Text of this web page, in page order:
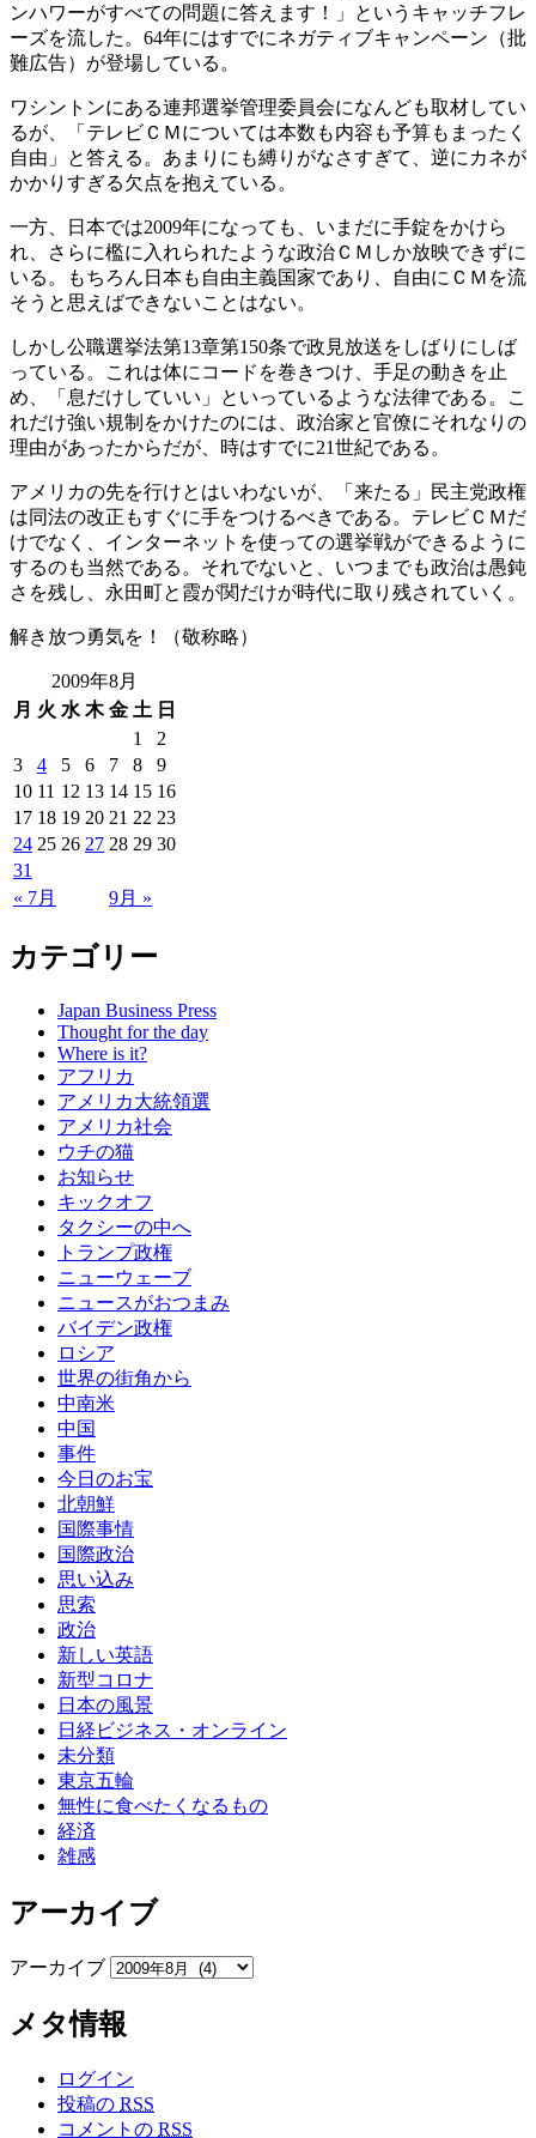
ンハワーがすべての問題に答えます！」というキャッチフレ
ーズを流した。64年にはすでにネガティブキャンペーン（批
難広告）が登場している。
ワシントンにある連邦選挙管理委員会になんども取材してい
るが、「テレビＣＭについては本数も内容も予算もまったく
自由」と答える。あまりにも縛りがなさすぎて、逆にカネが
かかりすぎる欠点を抱えている。
一方、日本では2009年になっても、いまだに手錠をかけら
れ、さらに檻に入れられたような政治ＣＭしか放映できずに
いる。もちろん日本も自由主義国家であり、自由にＣＭを流
そうと思えばできないことはない。
しかし公職選挙法第13章第150条で政見放送をしばりにしば
っている。これは体にコードを巻きつけ、手足の動きを止
め、「息だけしていい」といっているような法律である。こ
れだけ強い規制をかけたのには、政治家と官僚にそれなりの
理由があったからだが、時はすでに21世紀である。
アメリカの先を行けとはいわないが、「来たる」民主党政権
は同法の改正もすぐに手をつけるべきである。テレビＣＭだ
けでなく、インターネットを使っての選挙戦ができるように
するのも当然である。それでないと、いつまでも政治は愚鈍
さを残し、永田町と霞が関だけが時代に取り残されていく。
解き放つ勇気を！（敬称略）
2009年8月
月 火 水 木 金 土 日
« 7月 9月 »
1
2
3
4 5 6 7 8
9
10 11 12 13 14 15 16
17 18 19 20 21 22 23
24 25 26 27 28 29 30
31
カテゴリー
Japan Business Press
Thought for the day
Where is it?
アフリカ
アメリカ大統領選
アメリカ社会
ウチの猫
お知らせ
キックオフ
タクシーの中へ
トランプ政権
ニューウェーブ
ニュースがおつまみ
バイデン政権
ロシア
世界の街角から
中南米
中国
事件
今日のお宝
北朝鮮
国際事情
国際政治
思い込み
思索
政治
新しい英語
新型コロナ
日本の風景
日経ビジネス・オンライン
未分類
東京五輪
無性に食べたくなるもの
経済
雑感
アーカイブ
アーカイブ
メタ情報
ログイン
投稿の RSS
コメントの RSS